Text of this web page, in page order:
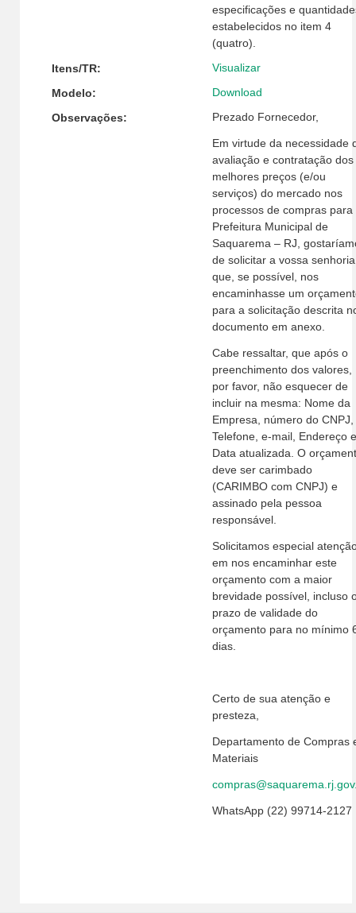
especificações e
estabelecidos no item 4
(quatro).
Itens/TR: Visualizar
Modelo: Download
Observações: Prezado Fornecedor,
Em virtude da necessidade
avaliação e contratação dos
melhores preços (e/ou
serviços) do mercado nos
processos de compras para
Prefeitura Municipal de
Saquarema – RJ,
de solicitar a vossa senhoria
que, se possível, nos
encaminhasse um
para a solicitação descrita
documento em anexo.
Cabe ressaltar, que após o
preenchimento dos valores,
por favor, não esquecer de
incluir na mesma: Nome da
Empresa, número do CNPJ,
Telefone, e-mail, Endereço e
Data atualizada. O
deve ser carimbado
(CARIMBO com CNPJ) e
assinado pela pessoa
responsável.
Solicitamos especial
em nos encaminhar este
orçamento com a maior
brevidade possível, incluso
prazo de validade do
orçamento para no mínimo
dias.
Certo de sua atenção e
presteza,
Departamento de Compras
Materiais
WhatsApp (22) 99714-2127